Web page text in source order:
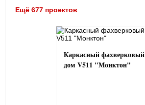
Ещё 677 проектов
Каркасный фахверковый
дом V511 "Монктон"